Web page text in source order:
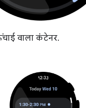
वाला कंटेनर.